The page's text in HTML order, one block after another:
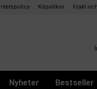
Köpvillkor Frakt
Nyheter Bestseller